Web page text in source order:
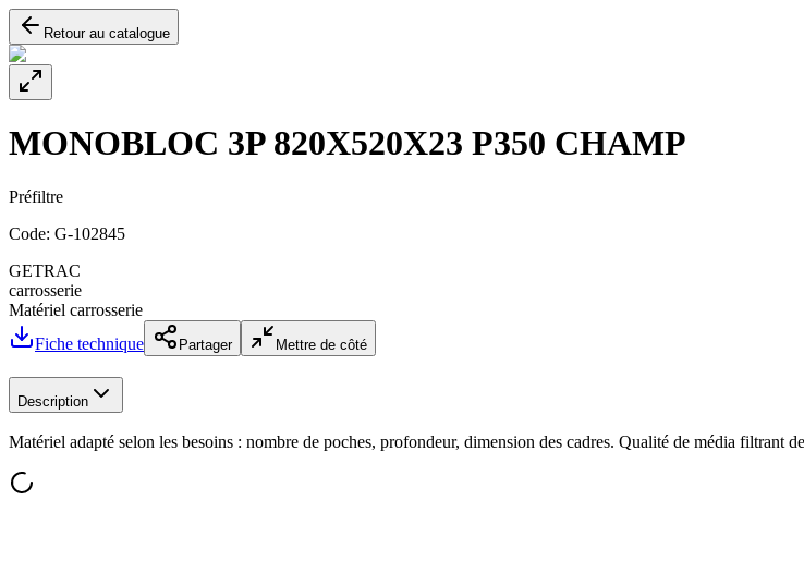
Retour au catalogue
MONOBLOC 3P 820X520X23 P350 CHAMP
Préfiltre
Code: G-102845
GETRAC
carrosserie
Matériel carrosserie
Fiche technique
Partager Mettre de côté
Description
Matériel adapté selon les besoins : nombre de poches, profondeur, dimension des cadres. Qualité de média filtrant